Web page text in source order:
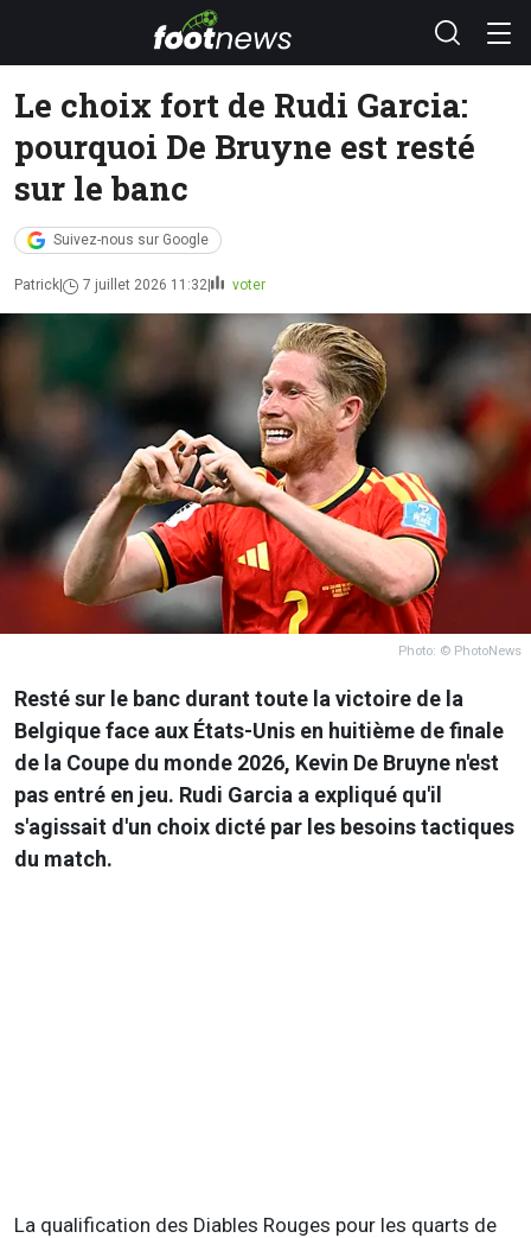
Le choix fort de Rudi Garcia:
pourquoi De Bruyne est resté
sur le banc
Suivez-nous sur Google
Patrick 7 juillet 2026 11:32 voter
Photo: © PhotoNews
Resté sur le banc durant toute la victoire de la
Belgique face aux États-Unis en huitième de finale
de la Coupe du monde 2026, Kevin De Bruyne n'est
pas entré en jeu. Rudi Garcia a expliqué qu'il
s'agissait d'un choix dicté par les besoins tactiques
du match.
La qualification des Diables Rouges pour les quarts de